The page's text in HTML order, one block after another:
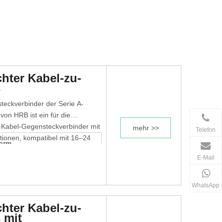
Kabel-zu-
der Serie A-
HRB ist ein für die
Gegensteckverbinder mit
kompatibel mit 16–24
mehr >>
Kabel-zu-
mit
Telefon
E-Mail
WhatsApp